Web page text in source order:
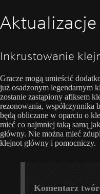
Inkrustowanie
Gracze mogą umieścić
już osadzonym legendarnym
zostanie zastąpiony afiksem
rezonowania, współczynnika
będą obliczane w oparciu o
mieć co najmniej taką samą
główny. Nie można mieć
klejnot główny i pomocniczy.
Komentarz